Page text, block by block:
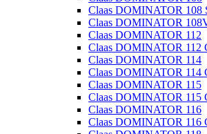
Claas DOMINATOR 108
Claas DOMINATOR
Claas DOMINATOR 112
Claas DOMINATOR 112
Claas DOMINATOR 114
Claas DOMINATOR 114
Claas DOMINATOR 115
Claas DOMINATOR 115
Claas DOMINATOR 116
Claas DOMINATOR 116